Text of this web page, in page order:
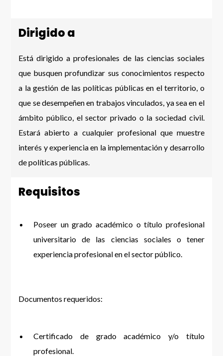
Dirigido a
Está dirigido a profesionales de las ciencias sociales
que busquen profundizar sus conocimientos respecto
a la gestión de las políticas públicas en el territorio, o
que se desempeñen en trabajos vinculados, ya sea en el
ámbito público, el sector privado o la sociedad civil.
Estará abierto a cualquier profesional que muestre
interés y experiencia en la implementación y desarrollo
de políticas públicas.
Requisitos
Poseer un grado académico o título profesional
universitario de las ciencias sociales o tener
experiencia profesional en el sector público.
Documentos requeridos:
Certificado de grado académico y/o título
profesional.